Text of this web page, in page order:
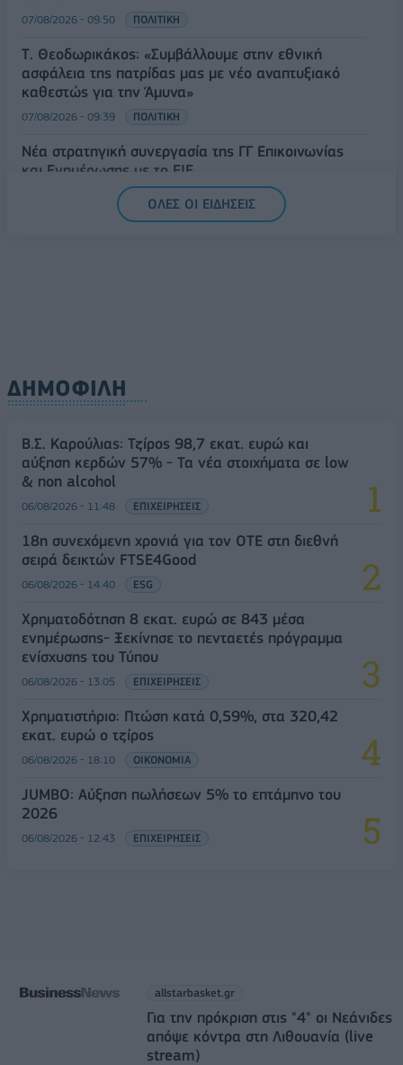
07/08/2026 - 09:50 ΠΟΛΙΤΙΚΗ
Τ. Θεοδωρικάκος: «Συμβάλλουμε στην εθνική
ασφάλεια της πατρίδας μας με νέο αναπτυξιακό
καθεστώς για την Άμυνα»
07/08/2026 - 09:39 ΠΟΛΙΤΙΚΗ
Νέα στρατηγική συνεργασία της ΓΓ Επικοινωνίας
και Ενημέρωσης με το ΕΙΕ
ΟΛΕΣ ΟΙ ΕΙΔΗΣΕΙΣ
ΔΗΜΟΦΙΛΗ
Β.Σ. Καρούλιας: Τζίρος 98,7 εκατ. ευρώ και
αύξηση κερδών 57% - Τα νέα στοιχήματα σε low
& non alcohol
06/08/2026 - 11:48 ΕΠΙΧΕΙΡΗΣΕΙΣ
18η συνεχόμενη χρονιά για τον ΟΤΕ στη διεθνή
σειρά δεικτών FTSE4Good
06/08/2026 - 14:40 ESG
Χρηματοδότηση 8 εκατ. ευρώ σε 843 μέσα
ενημέρωσης- Ξεκίνησε το πενταετές πρόγραμμα
ενίσχυσης του Τύπου
06/08/2026 - 13:05 ΕΠΙΧΕΙΡΗΣΕΙΣ
Χρηματιστήριο: Πτώση κατά 0,59%, στα 320,42
εκατ. ευρώ ο τζίρος
06/08/2026 - 18:10 ΟΙΚΟΝΟΜΙΑ
JUMBO: Αύξηση πωλήσεων 5% το επτάμηνο του
2026
06/08/2026 - 12:43 ΕΠΙΧΕΙΡΗΣΕΙΣ
allstarbasket.gr
Για την πρόκριση στις "4" οι Νεάνιδες
απόψε κόντρα στη Λιθουανία (live
stream)